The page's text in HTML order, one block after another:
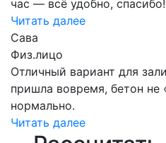
час — всё удобно, спасибо!
Читать далее
Сава
Физ.лицо
Отличный вариант для
пришла вовремя, бетон не
нормально.
Читать далее